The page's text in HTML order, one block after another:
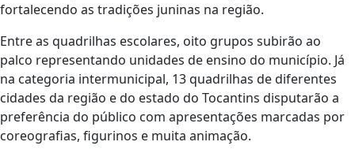
fortalecendo as tradições juninas na região.
Entre as quadrilhas escolares, oito grupos subirão ao
palco representando unidades de ensino do município. Já
na categoria intermunicipal, 13 quadrilhas de diferentes
cidades da região e do estado do Tocantins disputarão a
preferência do público com apresentações marcadas por
coreografias, figurinos e muita animação.